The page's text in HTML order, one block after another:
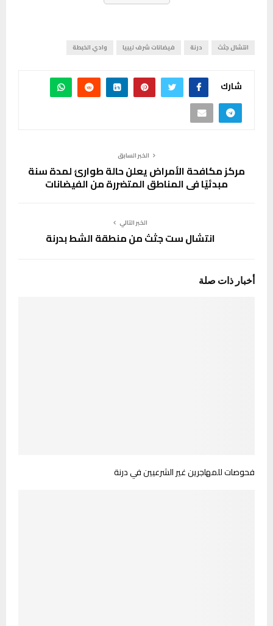
انتشال جثث درنة فيضانات شرف ليبيا وادي الخبطة
شارك
الخبر السابق
مركز مكافحة الأمراض يعلن حالة طوارئ لمدة سنة
مبدئيًا في المناطق المتضررة من الفيضانات
الخبر التالي
انتشال ست جثث من منطقة الشط بدرنة
أخبار ذات صلة
فحوصات للمهاجرين غير الشرعيين في درنة